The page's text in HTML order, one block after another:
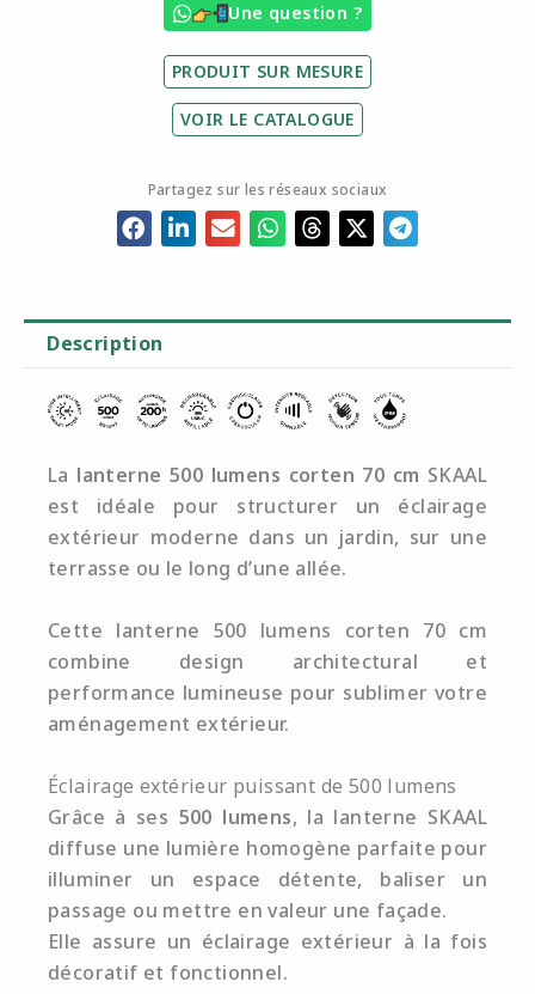
Une question ?
PRODUIT SUR MESURE
VOIR LE CATALOGUE
Partagez sur les réseaux sociaux
Description
La lanterne 500 lumens corten 70 cm SKAAL
est idéale pour structurer un éclairage
extérieur moderne dans un jardin, sur une
terrasse ou le long d’une allée.
Cette lanterne 500 lumens corten 70 cm
combine design architectural et
performance lumineuse pour sublimer votre
aménagement extérieur.
Éclairage extérieur puissant de 500 lumens
Grâce à ses 500 lumens, la lanterne SKAAL
diffuse une lumière homogène parfaite pour
illuminer un espace détente, baliser un
passage ou mettre en valeur une façade.
Elle assure un éclairage extérieur à la fois
décoratif et fonctionnel.